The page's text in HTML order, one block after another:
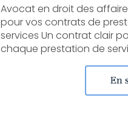
Avocat en droit des
pour vos contrats de
services Un contrat clair
chaque prestation de
En